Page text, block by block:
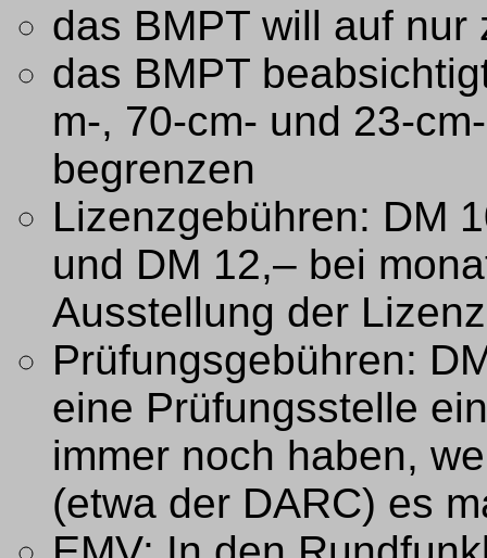
das BMPT will auf
das BMPT
m-, 70-cm- und 23-
begrenzen
Lizenzgebühren: DM
und DM 12,– bei
Ausstellung der
Prüfungsgebühren:
eine Prüfungsstelle
immer noch haben,
(etwa der DARC) es